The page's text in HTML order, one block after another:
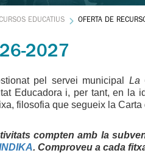
EDUCATIUS OFERTA DE
2027
pel servei municipal La
Educadora i, per tant, en la
filosofia que segueix la
compten amb la
. Comproveu a cada